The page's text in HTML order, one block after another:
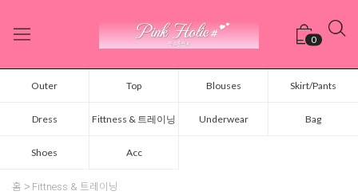
0
Outer Top Blouses Skirt/Pants
Dress Fittness & 트레이닝 Underwear Bag
Shoes Acc
홈 Fittness & 트레이닝